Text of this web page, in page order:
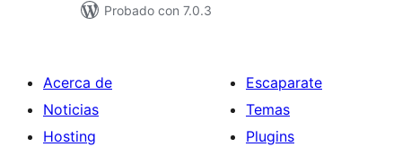
Probado con 7.0.3
Acerca de
Noticias
Hosting
Escaparate
Temas
Plugins